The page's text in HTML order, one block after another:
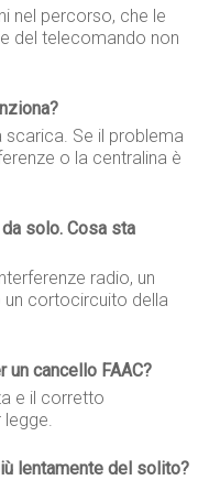
nel percorso, che le
del telecomando non
Se il problema
o la centralina è
solo. Cosa sta
radio, un
cortocircuito della
un cancello FAAC?
e il corretto
legge.
lentamente del solito?